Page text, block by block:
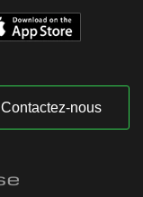
Contactez-nous